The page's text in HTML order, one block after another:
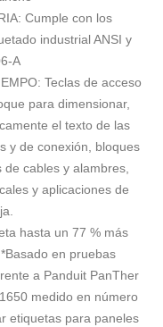
Cumple con los
industrial ANSI y
A
Teclas de acceso
para dimensionar,
el texto de las
y de conexión, bloques
cables y alambres,
y aplicaciones de
hasta un 77 % más
en pruebas
a Panduit PanTher
medido en número
etiquetas para paneles